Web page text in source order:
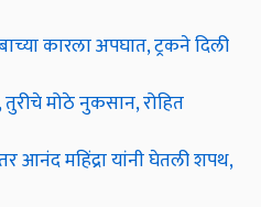
कारला अपघात, ट्रकने दिली
मोठे नुकसान, रोहित
आनंद महिंद्रा यांनी घेतली शपथ,